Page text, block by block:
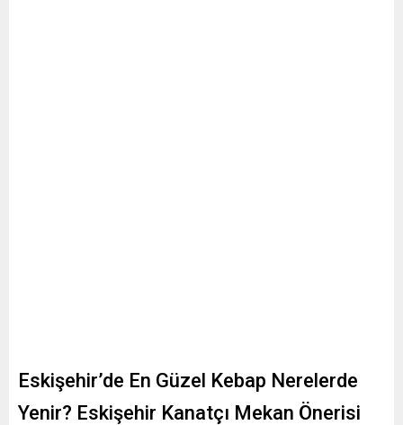
Eskişehir’de En Güzel Kebap Nerelerde
Yenir? Eskişehir Kanatçı Mekan Önerisi